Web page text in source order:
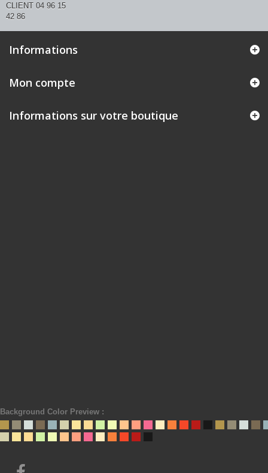
CLIENT 04 96 15
42 86
Informations
Mon compte
Informations sur votre boutique
Background Color Preview :